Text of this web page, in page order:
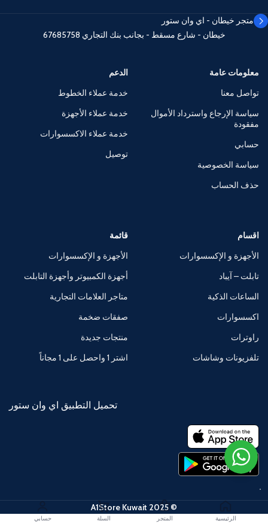
متجر خيطان - اي وان ستور
خيطان - شارع مسقط - بجانب بنك التجاري 67685758
معلومات عامة
تواصل معنا
سياسة الإرجاع واسترداد الأموال
مفقودة
حسابي
سياسة الخصوصية
حذف الحساب
الدعم
خدمة عملاء الخطوط
خدمة عملاء الأجهزة
خدمة عملاء الاكسسوارات
توصيل
اقسام
الأجهزة و الإكسسوارات
تابلت – آيباد
الساعات الذكية
اكسسوارات
راوترات
تلفزيونات وشاشات
قائمة
الأجهزة و الإكسسوارات
أجهزة الكمبيوتر وأجهزة التابلت
متاجر العلامات التجارية
صفقات ضخمة
منتجات جديدة
اشتر 1 واحصل على 1 مجاناً
تحميل التطبيق اي وان ستور
© 2025 A1Store Kuwait
الرئيسية المتجر السلة حسابي